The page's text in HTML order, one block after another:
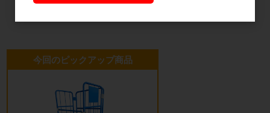
今回のピックアップ商品